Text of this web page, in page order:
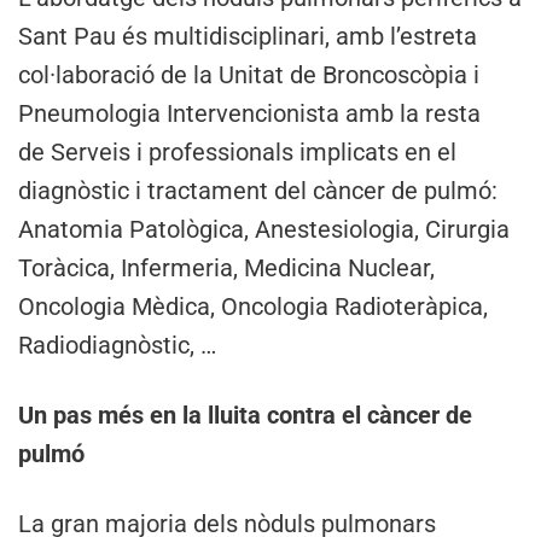
Sant Pau és multidisciplinari, amb l’estreta
col·laboració de la Unitat de Broncoscòpia i
Pneumologia Intervencionista amb la resta
de Serveis i professionals implicats en el
diagnòstic i tractament del càncer de pulmó:
Anatomia Patològica, Anestesiologia, Cirurgia
Toràcica, Infermeria, Medicina Nuclear,
Oncologia Mèdica, Oncologia Radioteràpica,
Radiodiagnòstic, …
Un pas més en la lluita contra el càncer de
pulmó
La gran majoria dels nòduls pulmonars